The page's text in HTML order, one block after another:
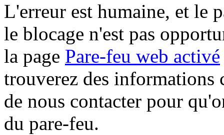
L'erreur est humaine, et le
le blocage n'est pas
la page Pare-feu web activé
trouverez des informations
de nous contacter pour
du pare-feu.